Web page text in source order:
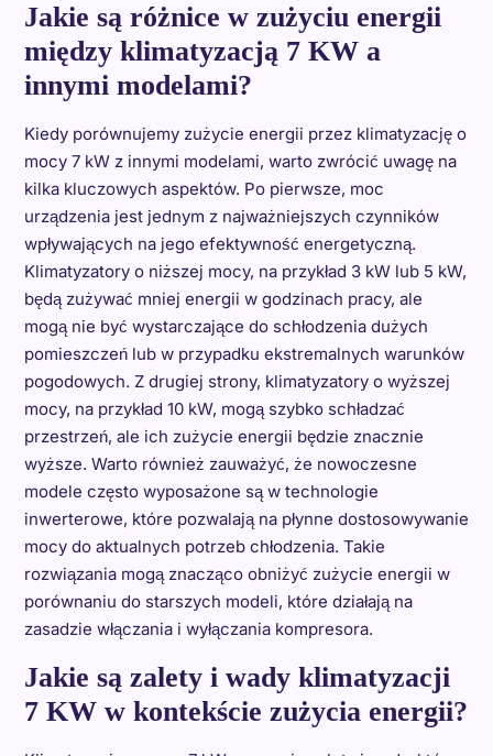
Jakie są różnice w zużyciu energii
między klimatyzacją 7 KW a
innymi modelami?
Kiedy porównujemy zużycie energii przez klimatyzację o
mocy 7 kW z innymi modelami, warto zwrócić uwagę na
kilka kluczowych aspektów. Po pierwsze, moc
urządzenia jest jednym z najważniejszych czynników
wpływających na jego efektywność energetyczną.
Klimatyzatory o niższej mocy, na przykład 3 kW lub 5 kW,
będą zużywać mniej energii w godzinach pracy, ale
mogą nie być wystarczające do schłodzenia dużych
pomieszczeń lub w przypadku ekstremalnych warunków
pogodowych. Z drugiej strony, klimatyzatory o wyższej
mocy, na przykład 10 kW, mogą szybko schładzać
przestrzeń, ale ich zużycie energii będzie znacznie
wyższe. Warto również zauważyć, że nowoczesne
modele często wyposażone są w technologie
inwerterowe, które pozwalają na płynne dostosowywanie
mocy do aktualnych potrzeb chłodzenia. Takie
rozwiązania mogą znacząco obniżyć zużycie energii w
porównaniu do starszych modeli, które działają na
zasadzie włączania i wyłączania kompresora.
Jakie są zalety i wady klimatyzacji
7 KW w kontekście zużycia energii?